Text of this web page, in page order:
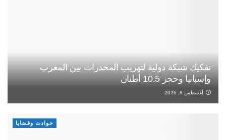
تفكيك شبكة دولية لتهريب المخدرات بين المغرب
وإسبانيا وحجز 10.5 أطنان
أغسطس 8, 2026
حوادث وقضايا